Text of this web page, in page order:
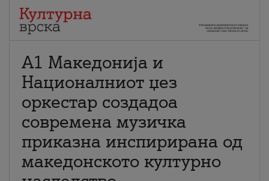
А1 Македонија и
Националниот џез
оркестар создадоа
современа музичка
приказна инспирирана од
македонското културно